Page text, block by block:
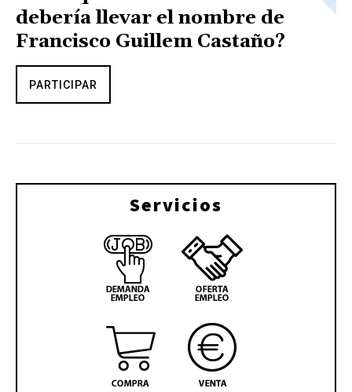
debería llevar el nombre de
Francisco Guillem Castaño?
PARTICIPAR
Servicios